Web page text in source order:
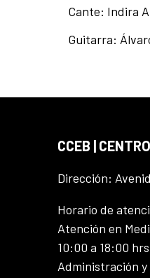
Cante: Indira
Guitarra:
CCEB |
Dirección:
Horario de
Atención en
10:00 a 18:00 hrs
Administración